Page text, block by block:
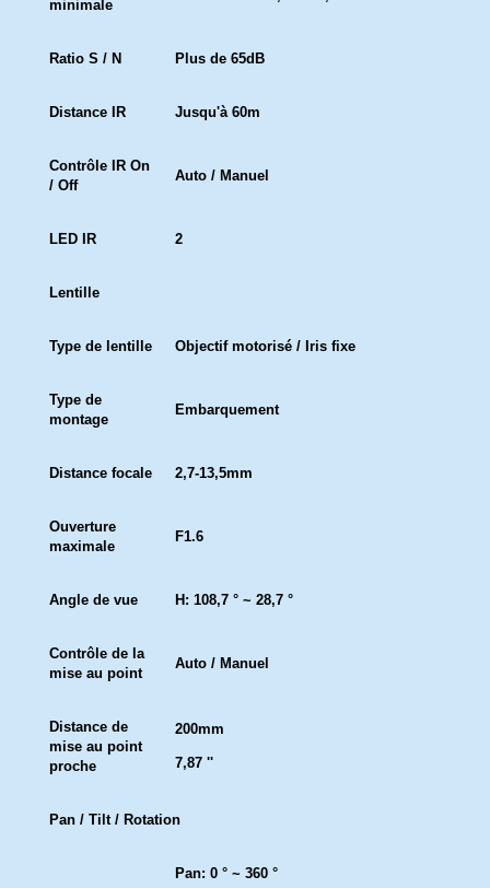
minimale
Ratio S / N Plus de 65dB
Distance IR Jusqu'à 60m
Contrôle IR On
/ Off
Auto / Manuel
LED IR 2
Lentille
Type de lentille Objectif motorisé / Iris fixe
Type de
montage
Embarquement
Distance focale 2,7-13,5mm
Ouverture
maximale
F1.6
Angle de vue H: 108,7 ° ~ 28,7 °
Contrôle de la
mise au point
Auto / Manuel
Distance de
mise au point
proche
200mm
7,87 ''
Pan / Tilt / Rotation
Pan: 0 ° ~ 360 °